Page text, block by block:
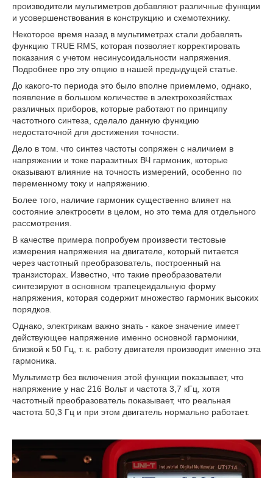
производители мультиметров добавляют различные функции
и усовершенствования в конструкцию и схемотехнику.
Некоторое время назад в мультиметрах стали добавлять
функцию TRUE RMS , которая позволяет корректировать
показания с учетом несинусоидальности напряжения.
Подробнее про эту опцию в нашей предыдущей статье.
До какого-то периода это было вполне приемлемо, однако,
появление в большом количестве в электрохозяйствах
различных приборов, которые работают по принципу
частотного синтеза, сделало данную функцию
недостаточной для достижения точности.
Дело в том. что синтез частоты сопряжен с наличием в
напряжении и токе паразитных ВЧ гармоник, которые
оказывают влияние на точность измерений, особенно по
переменному току и напряжению.
Более того, наличие гармоник существенно влияет на
состояние электросети в целом, но это тема для отдельного
рассмотрения.
В качестве примера попробуем произвести тестовые
измерения напряжения на двигателе, который питается
через частотный преобразователь, построенный на
транзисторах. Известно, что такие преобразователи
синтезируют в основном трапецеидальную форму
напряжения, которая содержит множество гармоник высоких
порядков.
Однако, электрикам важно знать - какое значение имеет
действующее напряжение именно основной гармоники,
близкой к 50 Гц, т. к. работу двигателя производит именно эта
гармоника.
Мультиметр без включения этой функции показывает, что
напряжение у нас 216 Вольт и частота 3,7 кГц, хотя
частотный преобразователь показывает, что реальная
частота 50,3 Гц и при этом двигатель нормально работает.